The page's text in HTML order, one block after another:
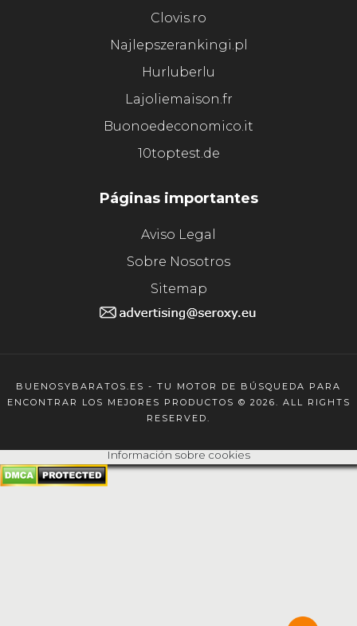
Clovis.ro
Najlepszerankingi.pl
Hurluberlu
Lajoliemaison.fr
Buonoedeconomico.it
10toptest.de
Páginas importantes
Aviso Legal
Sobre Nosotros
Sitemap
BUENOSYBARATOS.ES - TU MOTOR DE BÚSQUEDA PARA
ENCONTRAR LOS MEJORES PRODUCTOS © 2026. ALL RIGHTS
RESERVED.
Información sobre cookies